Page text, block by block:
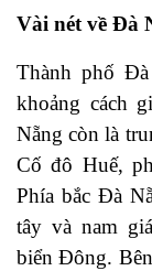
Vài nét về Đà
Thành phố
khoảng cách
Nẵng còn là
Cố đô Huế,
Phía bắc Đà
tây và nam
biển Đông.